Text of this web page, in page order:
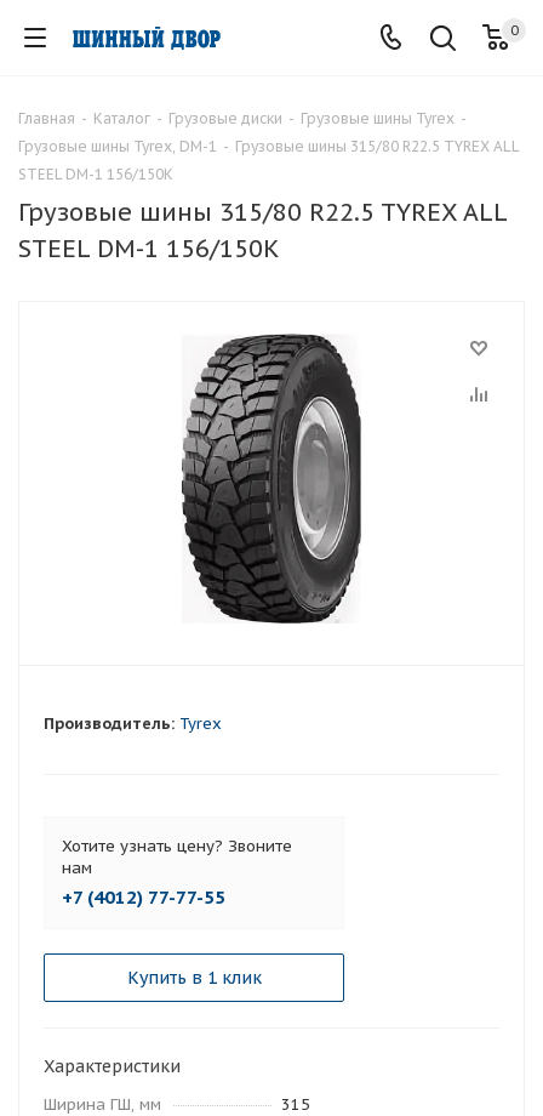
0
Главная - Каталог - Грузовые диски - Грузовые шины Tyrex -
Грузовые шины Tyrex, DM-1 - Грузовые шины 315/80 R22.5 TYREX ALL
STEEL DM-1 156/150K
Грузовые шины 315/80 R22.5 TYREX ALL
STEEL DM-1 156/150K
Производитель: Tyrex
Хотите узнать цену? Звоните
нам
+7 (4012) 77-77-55
Купить в 1 клик
Характеристики
Ширина ГШ, мм
315